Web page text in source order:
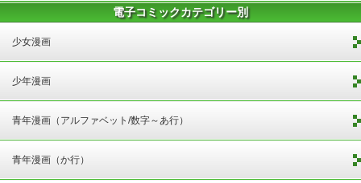
電子コミックカテゴリー別
少女漫画
少年漫画
青年漫画（アルファベット/数字～あ行）
青年漫画（か行）